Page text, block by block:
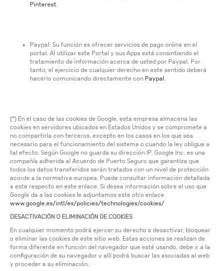
Pinterest.
Paypal: Su función es ofrecer servicios de pago online en el
portal. Al utilizar este Portal y sus Apps está consintiendo el
tratamiento de información acerca de usted por Paypal. Por
tanto, el ejercicio de cualquier derecho en este sentido deberá
hacerlo comunicando directamente con Paypal .
(*) En el caso de las cookies de Google, esta empresa almacena las
cookies en servidores ubicados en Estados Unidos y se compromete a
no compartirla con terceros, excepto en los casos en los que sea
necesario para el funcionamiento del sistema o cuando la ley obligue a
tal efecto. Según Google no guarda su dirección IP. Google Inc. es una
compañía adherida al Acuerdo de Puerto Seguro que garantiza que
todos los datos transferidos serán tratados con un nivel de protección
acorde a la normativa europea. Puede consultar información detallada
a este respecto en este enlace. Si desea información sobre el uso que
Google da a las cookies le adjuntamos este otro enlace
www.google.es/intl/es/policies/technologies/cookies/
DESACTIVACIÓN O ELIMINACIÓN DE COOKIES
En cualquier momento podrá ejercer su derecho a desactivar, bloquear
o eliminar las cookies de este sitio web. Estas acciones se realizan de
forma diferente en función del navegador que esté usando, debe ir a la
configuración de su navegador y allí podrá buscar las asociadas al web
y proceder a su eliminación.